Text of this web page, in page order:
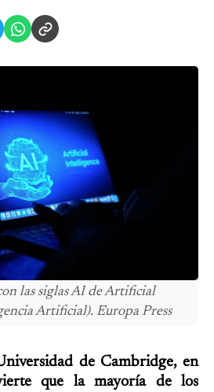
las siglas AI de Artificial
Artificial). Europa Press
de Cambridge, en
que la mayoría de los